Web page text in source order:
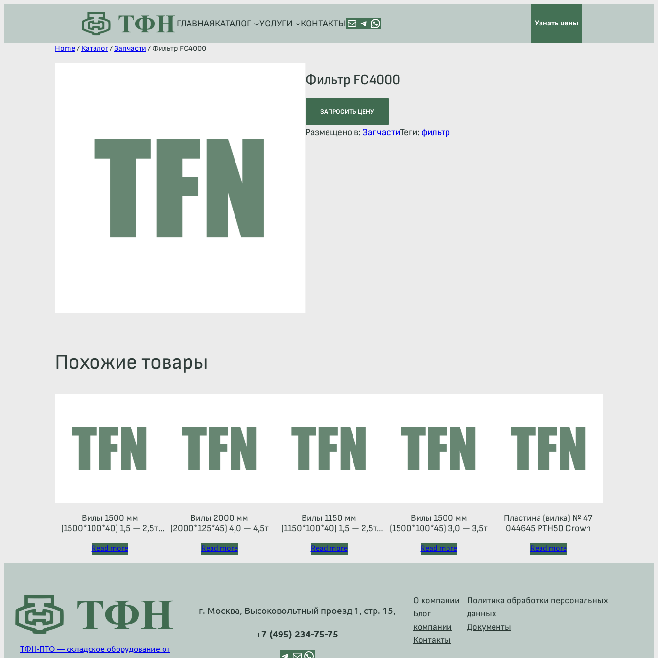
ГЛАВНАЯКАТАЛОГ УСЛУГИ КОНТАКТЫПОЧТА TELEGRAM HTTPS://WA.ME/+79128918544 Узнать цены
Home/ Каталог/ Запчасти / Фильтр FC4000
Фильтр FC4000
ЗАПРОСИТЬ ЦЕНУ
Размещено в: ЗапчастиТеги: фильтр
Похожие товары
Вилы 1500 мм
(1500*100*40) 1,5 — 2,5т
Read more
Вилы 2000 мм
(2000*125*45) 4,0 — 4,5т
Read more
Вилы 1150 мм
(1150*100*40) 1,5 — 2,5т
Read more
Вилы 1500 мм
(1500*100*45) 3,0 — 3,5т
Read more
Пластина (вилка) № 47
044645 РТН50 Crown
Read more
ТФН-ПТО — складское оборудование от
г. Москва, Высоковольтный проезд 1, стр. 15,
+7 (495) 234-75-75
О компании
Блог
компании
Контакты
Политика обработки персональных
данных
Документы